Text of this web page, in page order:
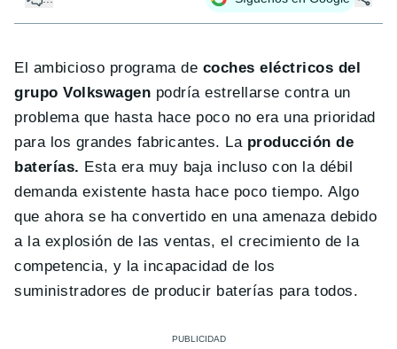
El ambicioso programa de coches eléctricos del
grupo Volkswagen podría estrellarse contra un
problema que hasta hace poco no era una prioridad
para los grandes fabricantes. La producción de
baterías. Esta era muy baja incluso con la débil
demanda existente hasta hace poco tiempo. Algo
que ahora se ha convertido en una amenaza debido
a la explosión de las ventas, el crecimiento de la
competencia, y la incapacidad de los
suministradores de producir baterías para todos.